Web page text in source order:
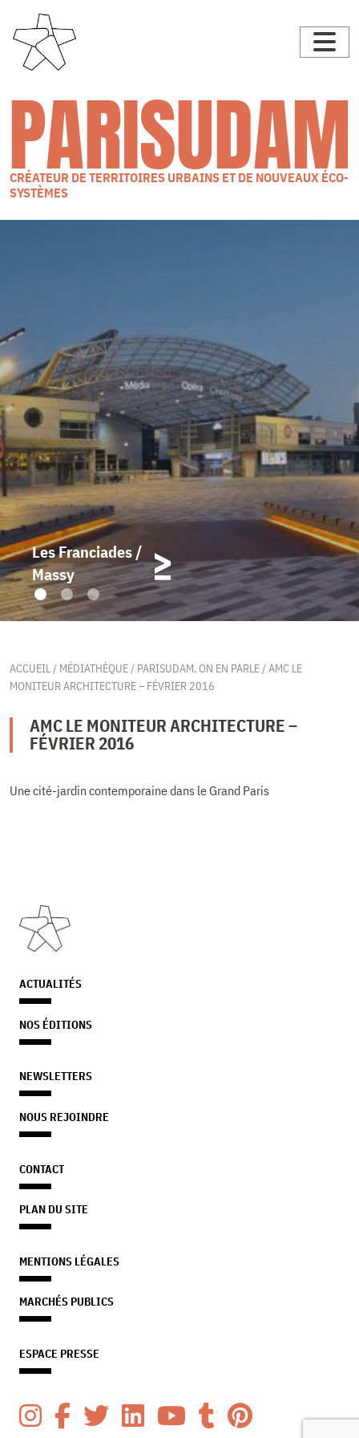
PARISUDAM
CRÉATEUR DE TERRITOIRES URBAINS ET DE NOUVEAUX ÉCO-
SYSTÈMES
Les Franciades /
Massy
ACCUEIL/ MÉDIATHÈQUE/ PARISUDAM, ON EN PARLE/AMC LE
MONITEUR ARCHITECTURE – FÉVRIER 2016
AMC LE MONITEUR ARCHITECTURE –
FÉVRIER 2016
Une cité-jardin contemporaine dans le Grand Paris
ACTUALITÉS
NOS ÉDITIONS
NEWSLETTERS
NOUS REJOINDRE
CONTACT
PLAN DU SITE
MENTIONS LÉGALES
MARCHÉS PUBLICS
ESPACE PRESSE